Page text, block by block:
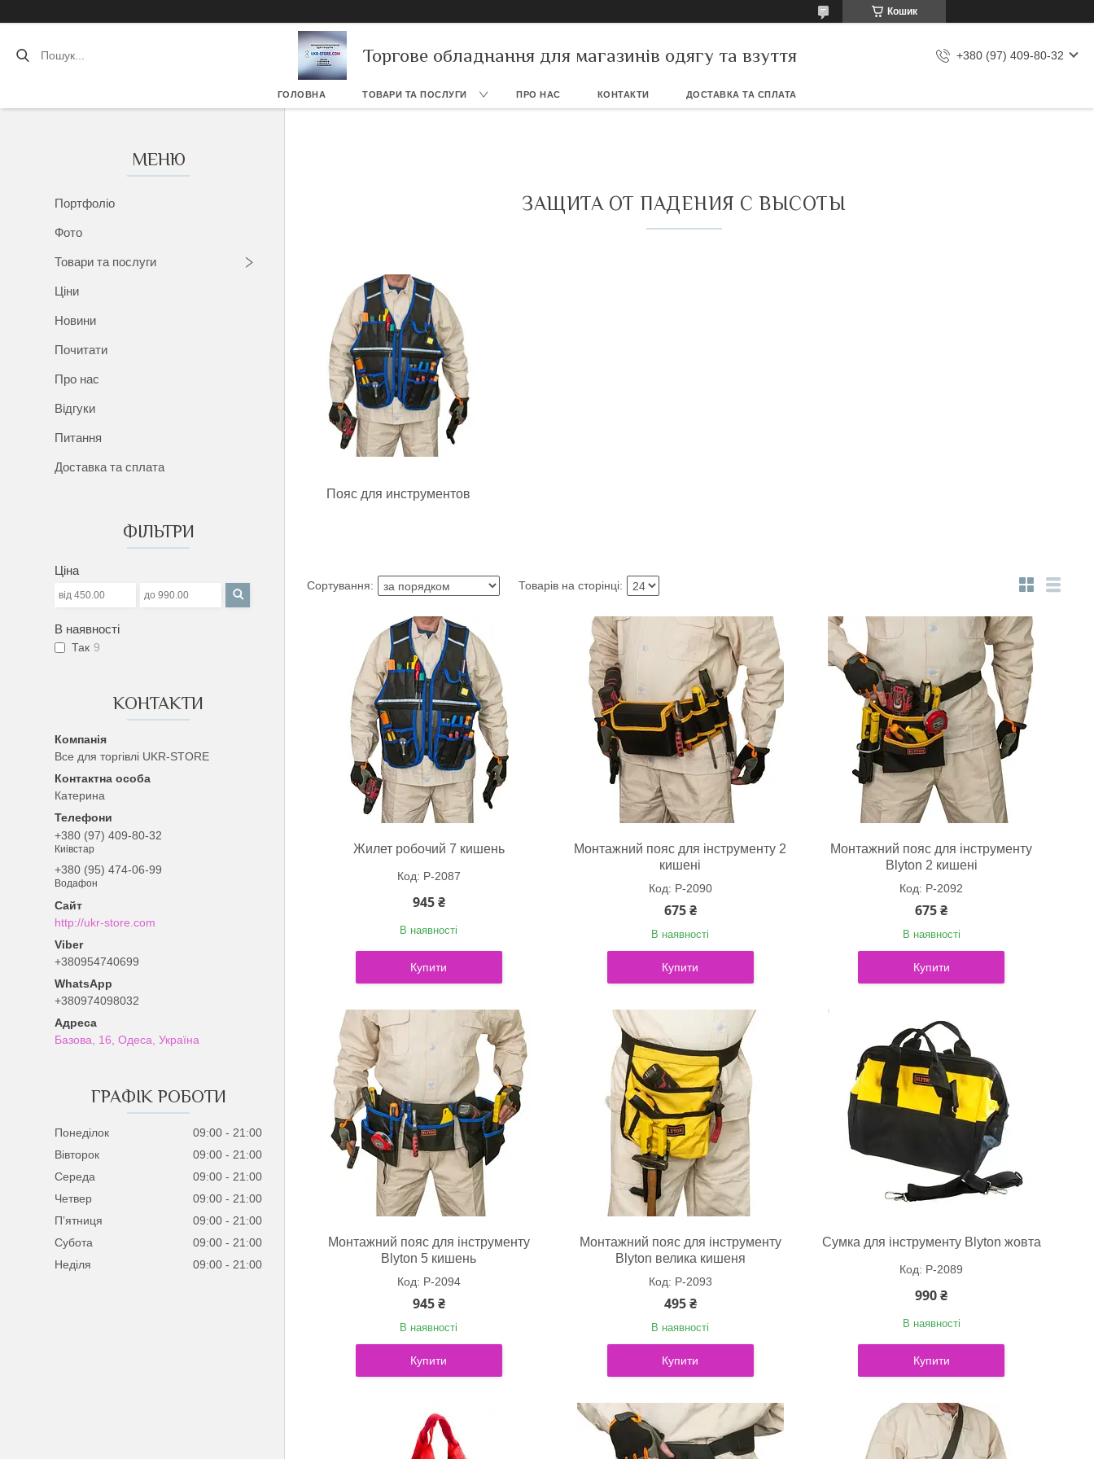
Кошик
Торгове обладнання для магазинів одягу та взуття +380 (97) 409-80-32
ГОЛОВНА ТОВАРИ ТА ПОСЛУГИ ПРО НАС КОНТАКТИ ДОСТАВКА ТА СПЛАТА
Портфоліо
Фото
Товари та послуги
Ціни
Новини
Почитати
Про нас
Відгуки
Питання
Доставка та сплата
ФІЛЬТРИ
Ціна
В наявності
Так 9
КОНТАКТИ
Все для торгівлі UKR-STORE
Катерина
+380 (97) 409-80-32
Киівстар
+380 (95) 474-06-99
Водафон
http://ukr-store.com
+380954740699
+380974098032
Базова, 16, Одеса, Україна
ГРАФІК РОБОТИ
Понеділок 09:00
21:00
Вівторок
09:00
21:00
Середа
09:00
21:00
Четвер
09:00
21:00
Пʼятниця
09:00
21:00
Субота
09:00
21:00
Неділя
09:00 21:00
ЗАЩИТА ОТ ПАДЕНИЯ С ВЫСОТЫ
Пояс для инструментов
Жилет робочий 7 кишень
P-2087
945 ₴
В наявності
Купити
Монтажний пояс для інструменту 2
кишені
P-2090
675 ₴
В наявності
Купити
Монтажний пояс для інструменту
Blyton 2 кишені
P-2092
675 ₴
В наявності
Купити
Монтажний пояс для інструменту
Blyton 5 кишень
P-2094
945 ₴
В наявності
Купити
Монтажний пояс для інструменту
Blyton велика кишеня
P-2093
495 ₴
В наявності
Купити
Сумка для інструменту Blyton жовта
P-2089
990 ₴
В наявності
Купити